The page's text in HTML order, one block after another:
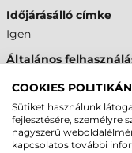
Időjárásálló címke
Igen
Általános
Ipari, extrém címke
Igen
COOKIES
Sütiket használunk
fejlesztésére, személyre
nagyszerű
kapcsolatos további